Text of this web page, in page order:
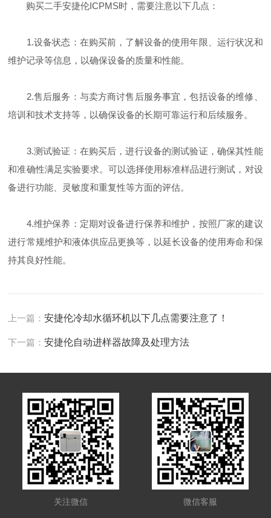
购买二手安捷伦ICPMS时，需要注意以下几点：
1.设备状态：在购买前，了解设备的使用年限、运行状况和
维护记录等信息，以确保设备的质量和性能。
2.售后服务：与卖方商讨售后服务事宜，包括设备的维修、
培训和技术支持等，以确保设备的长期可靠运行和后续服务。
3.测试验证：在购买后，进行设备的测试验证，确保其性能
和准确性满足实验要求。可以选择使用标准样品进行测试，对设
备进行功能、灵敏度和重复性等方面的评估。
4.维护保养：定期对设备进行保养和维护，按照厂家的建议
进行常规维护和液体供应品更换等，以延长设备的使用寿命和保
持其良好性能。
上一篇：安捷伦冷却水循环机以下几点需要注意了！
下一篇：安捷伦自动进样器故障及处理方法
关注微信 微信客服